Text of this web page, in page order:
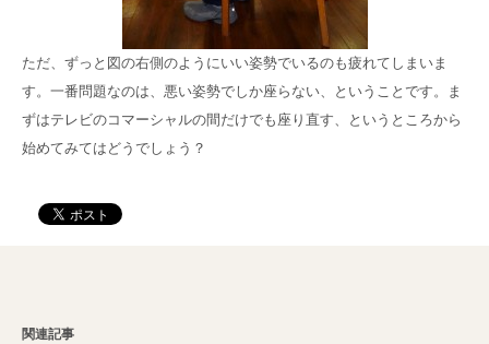
ただ、ずっと図の右側のようにいい姿勢でいるのも疲れてしまいま
す。一番問題なのは、悪い姿勢でしか座らない、ということです。ま
ずはテレビのコマーシャルの間だけでも座り直す、というところから
始めてみてはどうでしょう？
関連記事